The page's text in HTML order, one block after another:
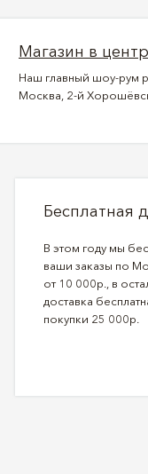
Магазин в
Наш главный шоу-рум
Москва, 2-й
Бесплатная
В этом году мы
ваши заказы по
от 10 000р., в
доставка
покупки 25 000р.